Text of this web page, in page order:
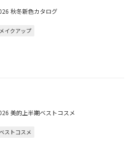
秋冬新色カタログ
メイクアップ
美的上半期ベストコスメ
ストコスメ